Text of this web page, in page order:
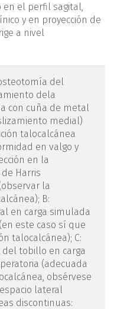
el perfil sagital,
y en proyección de
a nivel
del
dela
con cuña de metal
medial)
talocalcánea
en valgo y
en la
Harris
la
B:
en carga simulada
este caso sí que
talocalcánea); C:
tobillo en carga
(adecuada
obsérvese
lateral
discontinuas: